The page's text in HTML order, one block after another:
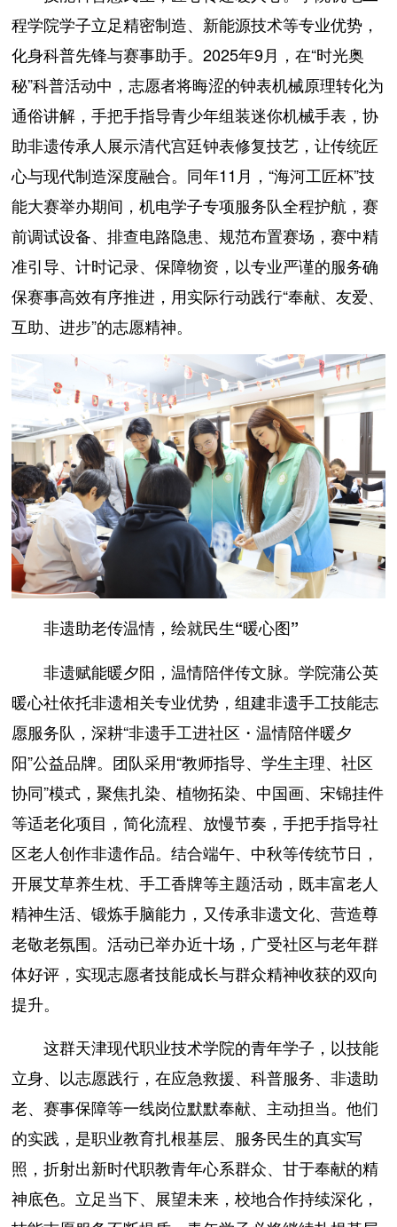
程学院学子立足精密制造、新能源技术等专业优势，
化身科普先锋与赛事助手。2025年9月，在“时光奥
秘”科普活动中，志愿者将晦涩的钟表机械原理转化为
通俗讲解，手把手指导青少年组装迷你机械手表，协
助非遗传承人展示清代宫廷钟表修复技艺，让传统匠
心与现代制造深度融合。同年11月，“海河工匠杯”技
能大赛举办期间，机电学子专项服务队全程护航，赛
前调试设备、排查电路隐患、规范布置赛场，赛中精
准引导、计时记录、保障物资，以专业严谨的服务确
保赛事高效有序推进，用实际行动践行“奉献、友爱、
互助、进步”的志愿精神。
非遗助老传温情，绘就民生“暖心图”
非遗赋能暖夕阳，温情陪伴传文脉。学院蒲公英
暖心社依托非遗相关专业优势，组建非遗手工技能志
愿服务队，深耕“非遗手工进社区・温情陪伴暖夕
阳”公益品牌。团队采用“教师指导、学生主理、社区
协同”模式，聚焦扎染、植物拓染、中国画、宋锦挂件
等适老化项目，简化流程、放慢节奏，手把手指导社
区老人创作非遗作品。结合端午、中秋等传统节日，
开展艾草养生枕、手工香牌等主题活动，既丰富老人
精神生活、锻炼手脑能力，又传承非遗文化、营造尊
老敬老氛围。活动已举办近十场，广受社区与老年群
体好评，实现志愿者技能成长与群众精神收获的双向
提升。
这群天津现代职业技术学院的青年学子，以技能
立身、以志愿践行，在应急救援、科普服务、非遗助
老、赛事保障等一线岗位默默奉献、主动担当。他们
的实践，是职业教育扎根基层、服务民生的真实写
照，折射出新时代职教青年心系群众、甘于奉献的精
神底色。立足当下、展望未来，校地合作持续深化，